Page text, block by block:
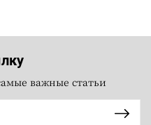
важные статьи